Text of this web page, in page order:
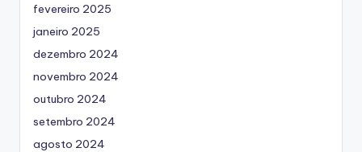
fevereiro 2025
janeiro 2025
dezembro 2024
novembro 2024
outubro 2024
setembro 2024
agosto 2024